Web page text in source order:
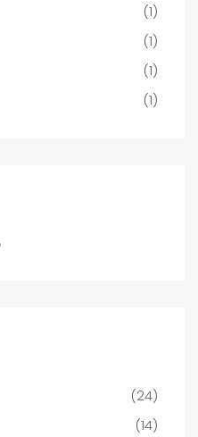
(1)
(1)
(1)
(1)
(24)
(14)